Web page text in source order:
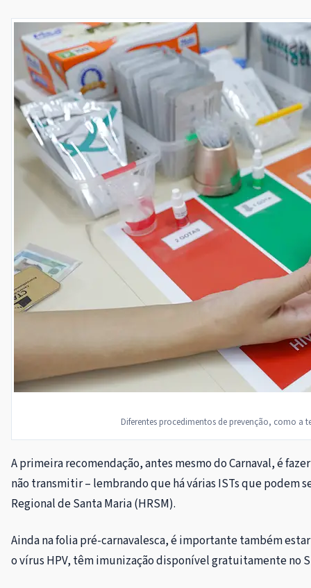
Diferentes procedimentos de prevenção, como a
A primeira recomendação, antes mesmo do Carnaval, é
não transmitir – lembrando que há várias ISTs que podem
Regional de Santa Maria (HRSM).
Ainda na folia pré-carnavalesca, é importante também
o vírus HPV, têm imunização disponível gratuitamente no